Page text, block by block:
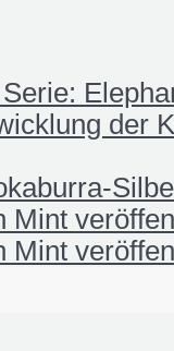
der
Mint
Mint